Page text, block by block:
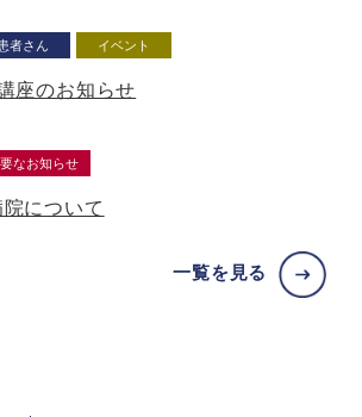
者さん イベント
座のお知らせ
なお知らせ
について
一覧を見る